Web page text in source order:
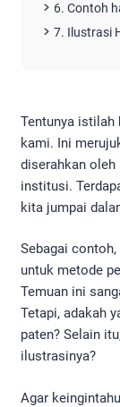
6. Contoh
7. Ilustrasi
Tentunya istilah
kami. Ini
diserahkan oleh
institusi.
kita jumpai
Sebagai
untuk metode
Temuan ini
Tetapi, adakah
paten? Selain
ilustrasinya?
Agar